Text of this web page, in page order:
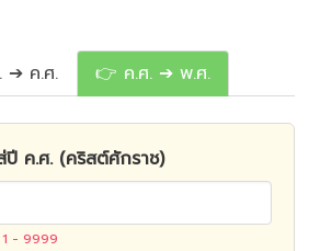
➔ ค.ศ. 👉 ค.ศ. ➔ พ.ศ.
ปี ค.ศ. (คริสต์ศักราช)
- 9999